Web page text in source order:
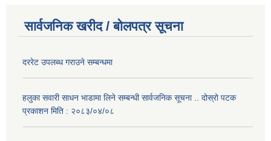
सार्वजनिक खरीद / बोलपत्र सूचना
दररेट उपलब्ध गराउने सम्बन्धमा
हलुका सवारी साधन भाडामा लिने सम्बन्धी सार्वजनिक सूचना .. दोस्रो पटक
प्रकाशन मिति : २०८३/०४/०८